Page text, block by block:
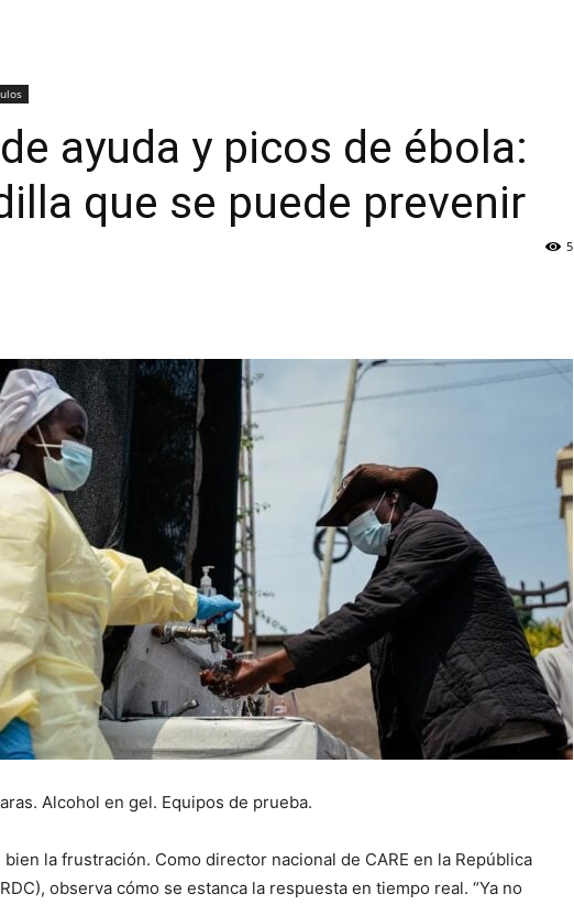
ayuda y picos de ébola:
que se puede prevenir
5
Alcohol en gel. Equipos de prueba.
la frustración. Como director nacional de CARE en la República
observa cómo se estanca la respuesta en tiempo real. “Ya no